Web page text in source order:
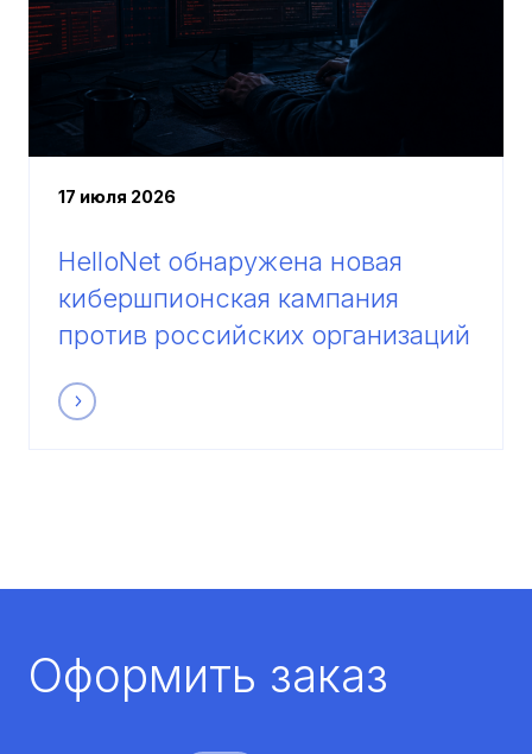
17 июля 2026
HelloNet обнаружена новая
кибершпионская кампания
против российских организаций
Оформить заказ